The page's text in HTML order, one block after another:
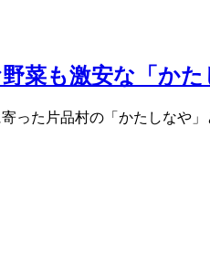
菜も激安な「かた
った片品村の「かたしなや